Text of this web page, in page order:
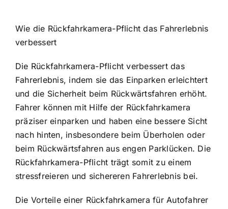
Wie die Rückfahrkamera-Pflicht das Fahrerlebnis
verbessert
Die Rückfahrkamera-Pflicht verbessert das
Fahrerlebnis, indem sie das Einparken erleichtert
und die Sicherheit beim Rückwärtsfahren erhöht.
Fahrer können mit Hilfe der Rückfahrkamera
präziser einparken und haben eine bessere Sicht
nach hinten, insbesondere beim Überholen oder
beim Rückwärtsfahren aus engen Parklücken. Die
Rückfahrkamera-Pflicht trägt somit zu einem
stressfreieren und sichereren Fahrerlebnis bei.
Die Vorteile einer Rückfahrkamera für Autofahrer